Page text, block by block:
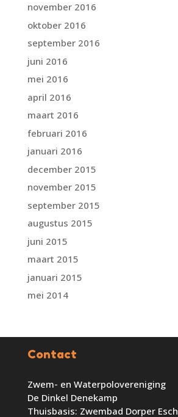
november 2016
oktober 2016
september 2016
juni 2016
mei 2016
april 2016
maart 2016
februari 2016
januari 2016
december 2015
november 2015
september 2015
augustus 2015
juni 2015
maart 2015
januari 2015
mei 2014
Contact
Zwem- en Waterpolovereniging
De Dinkel Denekamp
Thuisbasis: Zwembad Dorper Esch